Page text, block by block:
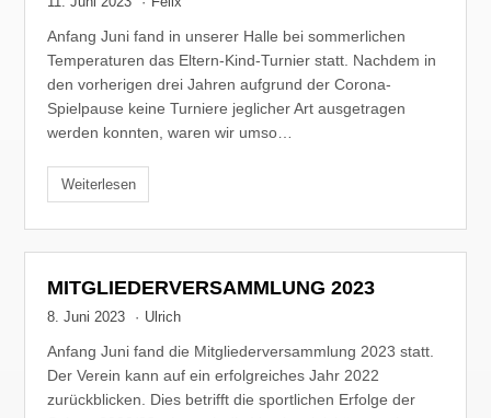
Anfang Juni fand in unserer Halle bei sommerlichen
Temperaturen das Eltern-Kind-Turnier statt. Nachdem in
den vorherigen drei Jahren aufgrund der Corona-
Spielpause keine Turniere jeglicher Art ausgetragen
werden konnten, waren wir umso…
Weiterlesen
MITGLIEDERVERSAMMLUNG 2023
8. Juni 2023 · Ulrich
Anfang Juni fand die Mitgliederversammlung 2023 statt.
Der Verein kann auf ein erfolgreiches Jahr 2022
zurückblicken. Dies betrifft die sportlichen Erfolge der